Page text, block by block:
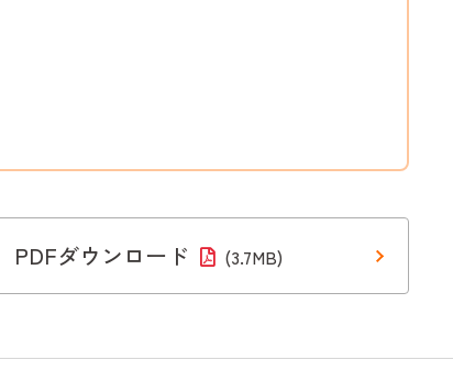
PDFダウンロード (3.7MB)